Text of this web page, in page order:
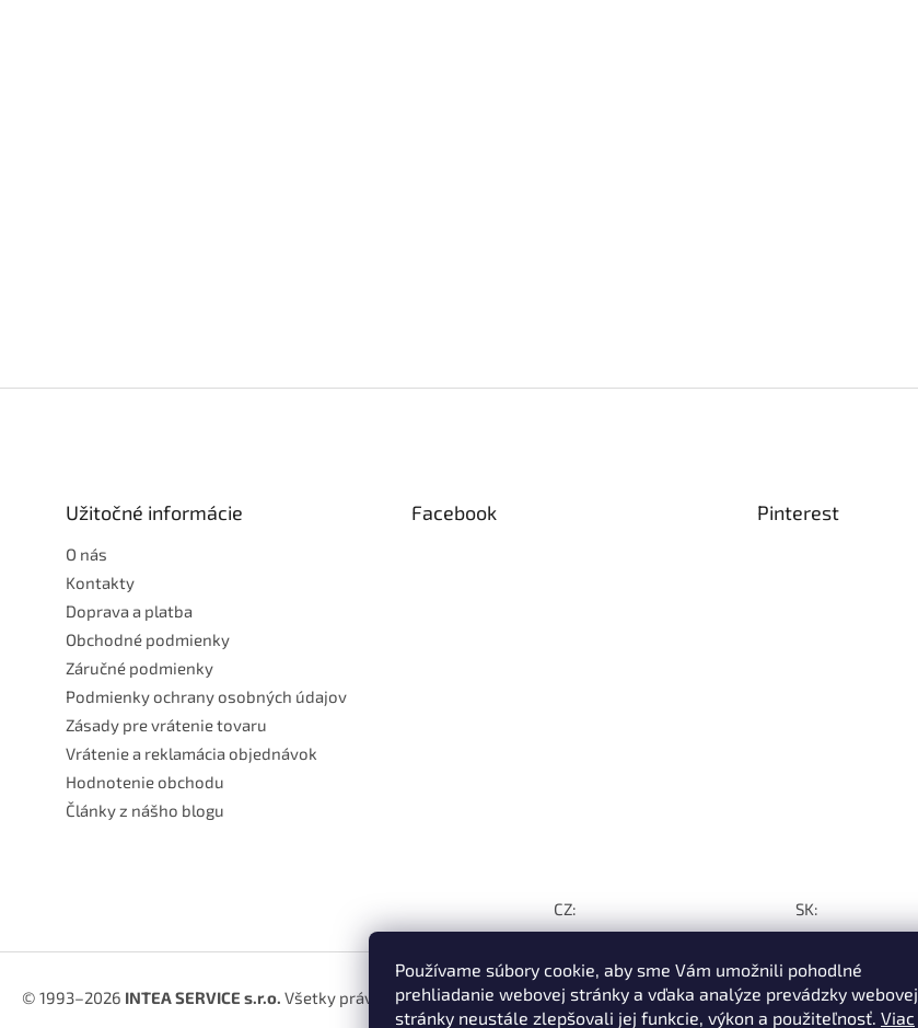
Používame súbory cookie, aby sme Vám umožnili pohodlné
prehliadanie webovej stránky a vďaka analýze prevádzky webovej
stránky neustále zlepšovali jej funkcie, výkon a použiteľnosť. Viac
Užitočné informácie
O nás
Kontakty
Doprava a platba
Obchodné podmienky
Záručné podmienky
Podmienky ochrany osobných údajov
Zásady pre vrátenie tovaru
Vrátenie a reklamácia objednávok
Hodnotenie obchodu
Články z nášho blogu
Facebook Pinterest
CZ: SK:
© 1993–2026 INTEA SERVICE s.r.o. Všetky práva vyhradené.